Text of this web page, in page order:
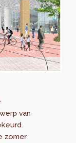
van
zomer